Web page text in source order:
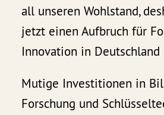
all unseren Wohlstand,
jetzt einen Aufbruch für
Innovation in Deutschland
Mutige Investitionen in
Forschung und